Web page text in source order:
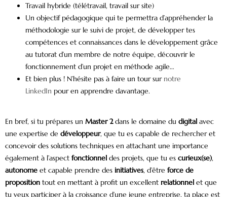
Travail hybride (télétravail, travail sur site)
Un objectif pédagogique qui te permettra d’appréhender la
méthodologie sur le suivi de projet, de développer tes
compétences et connaissances dans le développement grâce
au tutorat d’un membre de notre équipe, découvrir le
fonctionnement d’un projet en méthode agile…
Et bien plus ! N’hésite pas à faire un tour sur notre
LinkedIn pour en apprendre davantage.
En bref, si tu prépares un Master 2dans le domaine du digital avec
une expertise de développeur, que tu es capable de rechercher et
concevoir des solutions techniques en attachant une importance
également à l’aspect fonctionnel des projets, que tu es curieux(se),
autonome et capable prendre des initiatives, d’être force de
proposition tout en mettant à profit un excellent relationnel et que
tu veux participer à la croissance d’une jeune entreprise, ta place est